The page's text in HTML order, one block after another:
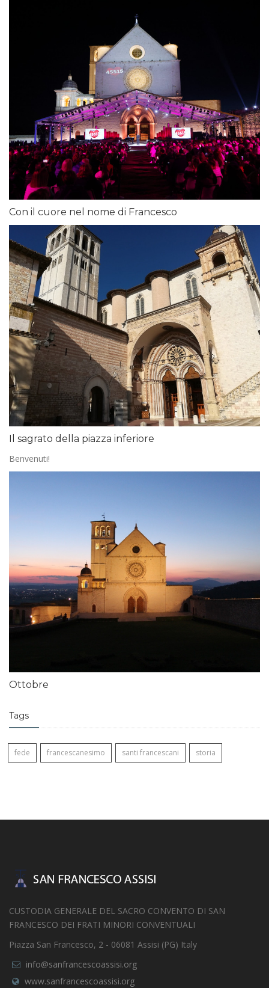
Con il cuore nel nome di Francesco
Il sagrato della piazza inferiore
Benvenuti!
Ottobre
Tags
fede francescanesimo santi francescani storia
CUSTODIA GENERALE DEL SACRO CONVENTO DI SAN
FRANCESCO DEI FRATI MINORI CONVENTUALI
Piazza San Francesco, 2 - 06081 Assisi (PG) Italy
info@sanfrancescoassisi.org
www.sanfrancescoassisi.org